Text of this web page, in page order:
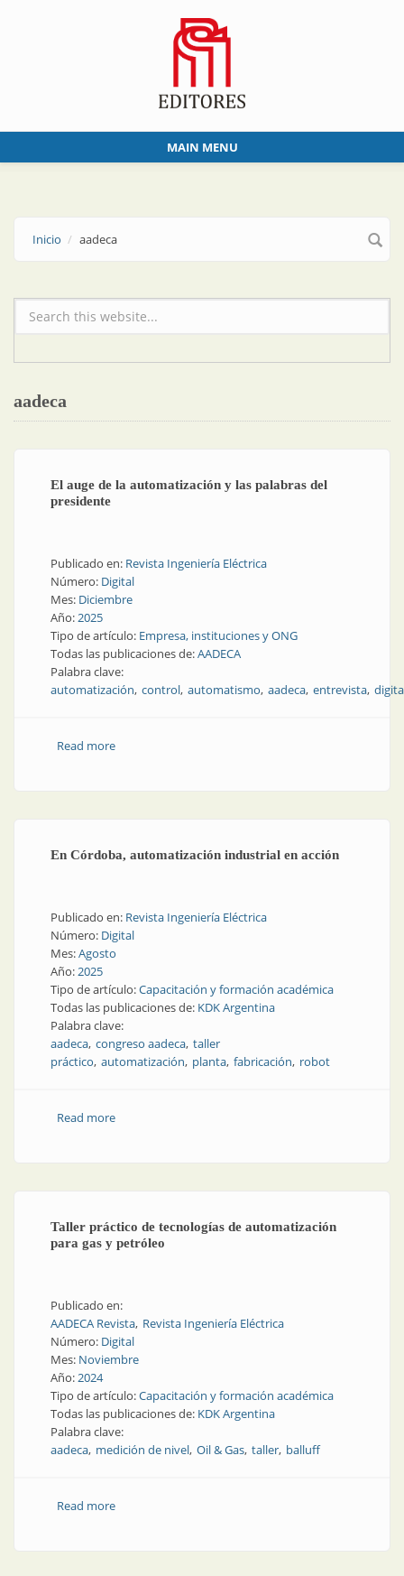
MAIN MENU
Inicio aadeca
Formulario de búsqueda
aadeca
El auge de la automatización y las palabras del
presidente
Publicado en: Revista Ingeniería Eléctrica
Número: Digital
Mes: Diciembre
Año:2025
Tipo de artículo: Empresa, instituciones y ONG
Todas las publicaciones de:AADECA
Palabra clave:
automatización control automatismo aadeca entrevista
Read moreabout El auge de la automatización y las palabras del
En Córdoba, automatización industrial en acción
Publicado en: Revista Ingeniería Eléctrica
Número: Digital
Mes:Agosto
Año:2025
Tipo de artículo:Capacitación y formación académica
Todas las publicaciones de: KDK Argentina
Palabra clave:
aadeca congreso aadeca taller
práctico automatización planta fabricación robot
Read moreabout En Córdoba, automatización industrial en
Taller práctico de tecnologías de automatización
para gas y petróleo
Publicado en:
AADECA Revista Revista Ingeniería Eléctrica
Número: Digital
Mes: Noviembre
Año:2024
Tipo de artículo:Capacitación y formación académica
Todas las publicaciones de: KDK Argentina
Palabra clave:
aadeca medición de nivel Oil & Gas taller balluff
Read moreabout Taller práctico de tecnologías de